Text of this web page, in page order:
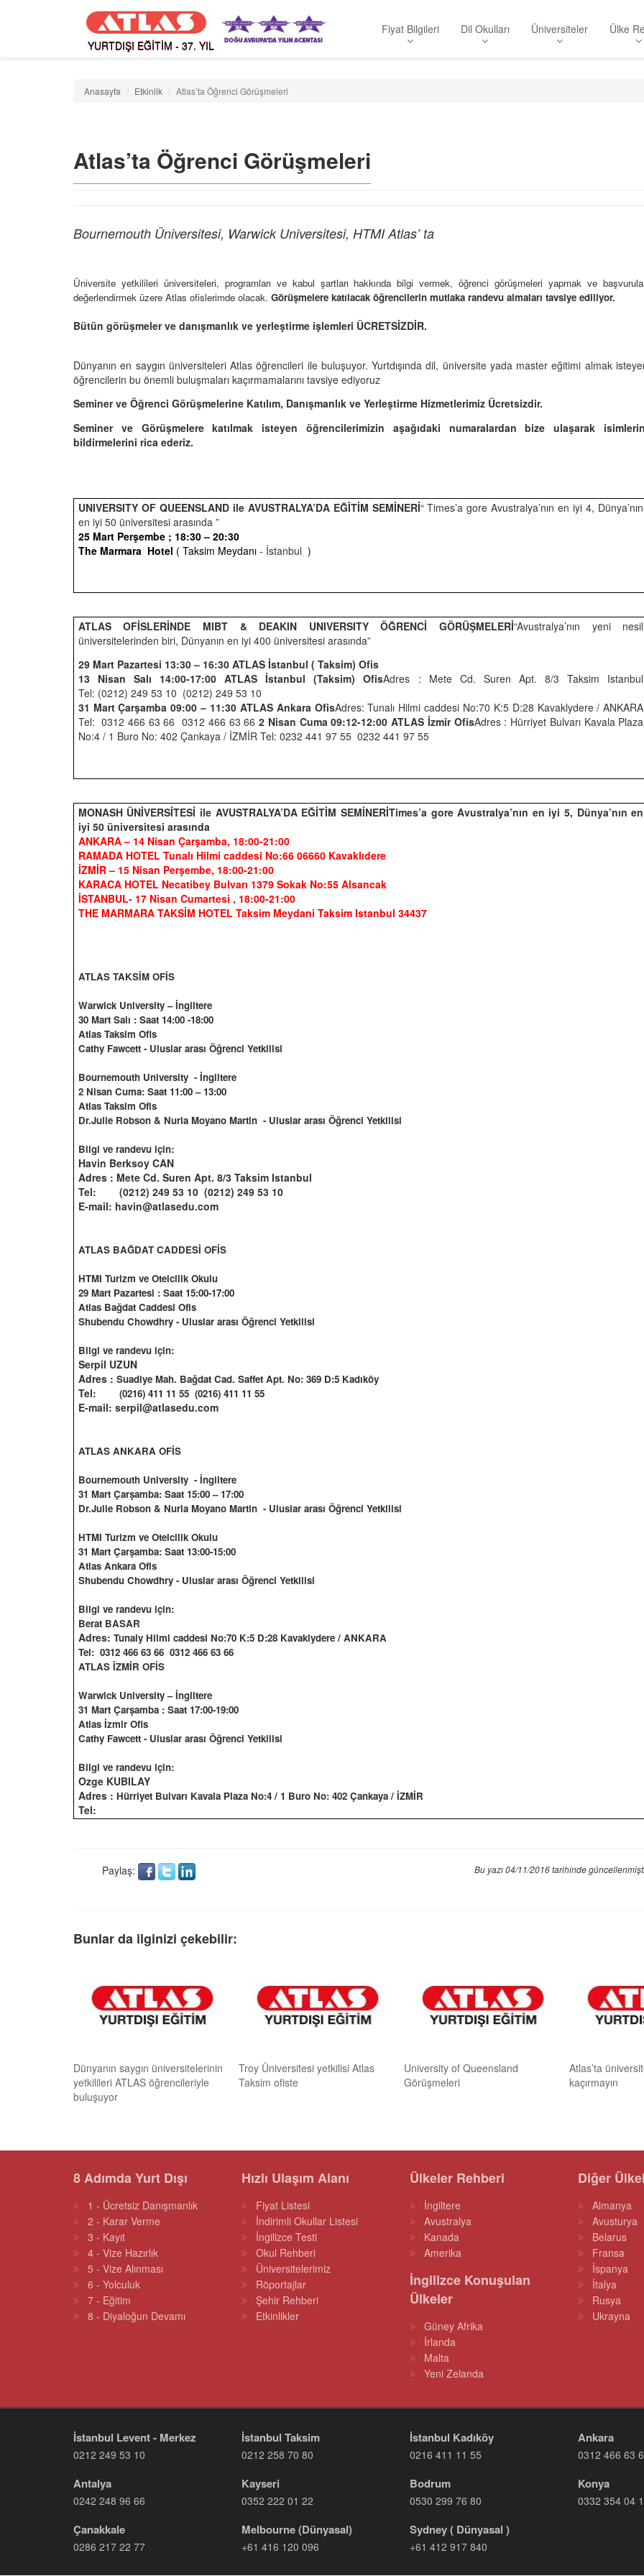
YURTDIŞI EĞİTİM - 37. YIL
Fiyat Bilgileri Dil Okulları Üniversiteler Ülke
Anasayfa Etkinlik Atlas’ta Öğrenci Görüşmeleri
Atlas’ta Öğrenci Görüşmeleri
Bournemouth Üniversitesi, Warwick Universitesi, HTMI Atlas’ ta
Üniversite yetkilileri üniversiteleri, programları ve kabul şartları hakkında bilgi vermek, öğrenci görüşmeleri yapmak ve
değerlendirmek üzere Atlas ofislerimde olacak. Görüşmelere katılacak öğrencilerin mutlaka randevu almaları tavsiye ediliyor.
Bütün görüşmeler ve danışmanlık ve yerleştirme işlemleri ÜCRETSİZDİR.
Dünyanın en saygın üniversiteleri Atlas öğrencileri ile buluşuyor. Yurtdışında dil, üniversite yada master eğitimi almak
öğrencilerin bu önemli buluşmaları kaçırmamalarını tavsiye ediyoruz
Seminer ve Öğrenci Görüşmelerine Katılım, Danışmanlık ve Yerleştirme Hizmetlerimiz Ücretsizdir.
Seminer ve Görüşmelere katılmak isteyen öğrencilerimizin aşağıdaki numaralardan bize ulaşarak
bildirmelerini rica ederiz.
UNIVERSITY OF QUEENSLAND ile AVUSTRALYA’DA EĞİTİM SEMİNERİ“ Times’a gore Avustralya’nın en iyi 4, Dünya’nın
en iyi 50 üniversitesi arasında ”
25 Mart Perşembe ; 18:30 – 20:30
The Marmara Hotel ( Taksim Meydanı - İstanbul )
ATLAS OFİSLERİNDE MIBT & DEAKIN UNIVERSITY ÖĞRENCİ GÖRÜŞMELERİ“Avustralya’nın yeni nesil
üniversitelerinden biri, Dünyanın en iyi 400 üniversitesi arasında”
29 Mart Pazartesi 13:30 – 16:30 ATLAS İstanbul ( Taksim) Ofis
13 Nisan Salı 14:00-17:00 ATLAS İstanbul (Taksim) OfisAdres : Mete Cd. Suren Apt. 8/3 Taksim Istanbul
Tel: (0212) 249 53 10 (0212) 249 53 10
31 Mart Çarşamba 09:00 – 11:30 ATLAS Ankara OfisAdres: Tunalı Hilmi caddesi No:70 K:5 D:28 Kavaklydere / ANKARA
Tel: 0312 466 63 66 0312 466 63 66 2 Nisan Cuma 09:12-12:00 ATLAS İzmir OfisAdres : Hürriyet Bulvarı Kavala Plaza
No:4 / 1 Buro No: 402 Çankaya / İZMİR Tel: 0232 441 97 55 0232 441 97 55
MONASH ÜNİVERSİTESİ ile AVUSTRALYA’DA EĞİTİM SEMİNERİTimes’a gore Avustralya’nın en iyi 5, Dünya’nın en
iyi 50 üniversitesi arasında
ANKARA– 14 Nisan Çarşamba, 18:00-21:00
RAMADA HOTEL Tunalı Hilmi caddesi No:66 06660 Kavaklıdere
İZMİR– 15 Nisan Perşembe, 18:00-21:00
KARACA HOTEL Necatibey Bulvarı 1379 Sokak No:55 Alsancak
İSTANBUL- 17 Nisan Cumartesi , 18:00-21:00
THE MARMARA TAKSİM HOTEL Taksim Meydani Taksim Istanbul 34437
ATLAS TAKSİM OFİS
Warwick University – İngiltere
30 Mart Salı : Saat 14:00 -18:00
Atlas Taksim Ofis
Cathy Fawcett - Uluslar arası Öğrenci Yetkilisi
Bournemouth University - İngiltere
2 Nisan Cuma: Saat 11:00 – 13:00
Atlas Taksim Ofis
Dr.Julie Robson & Nuria Moyano Martin - Uluslar arası Öğrenci Yetkilisi
Bilgi ve randevu için:
Havin Berksoy CAN
Adres : Mete Cd. Suren Apt. 8/3 Taksim Istanbul
Tel:
(0212) 249 53 10 (0212) 249 53 10
E-mail: havin@atlasedu.com
ATLAS BAĞDAT CADDESİ OFİS
HTMI Turizm ve Otelcilik Okulu
29 Mart Pazartesi : Saat 15:00-17:00
Atlas Bağdat Caddesi Ofis
Shubendu Chowdhry - Uluslar arası Öğrenci Yetkilisi
Bilgi ve randevu için:
Serpil UZUN
Adres : Suadiye Mah. Bağdat Cad. Saffet Apt. No: 369 D:5 Kadıköy
Tel: (0216) 411 11 55 (0216) 411 11 55
E-mail: serpil@atlasedu.com
ATLAS ANKARA OFİS
Bournemouth University - İngiltere
31 Mart Çarşamba: Saat 15:00 – 17:00
Dr.Julie Robson & Nuria Moyano Martin - Uluslar arası Öğrenci Yetkilisi
HTMI Turizm ve Otelcilik Okulu
31 Mart Çarşamba: Saat 13:00-15:00
Atlas Ankara Ofis
Shubendu Chowdhry - Uluslar arası Öğrenci Yetkilisi
Bilgi ve randevu için:
Berat BASAR
Adres: Tunaly Hilmi caddesi No:70 K:5 D:28 Kavaklydere / ANKARA
Tel: 0312 466 63 66 0312 466 63 66
ATLAS İZMİR OFİS
Warwick University – İngiltere
31 Mart Çarşamba : Saat 17:00-19:00
Atlas İzmir Ofis
Cathy Fawcett - Uluslar arası Öğrenci Yetkilisi
Bilgi ve randevu için:
Ozge KUBILAY
Adres : Hürriyet Bulvarı Kavala Plaza No:4 / 1 Buro No: 402 Çankaya / İZMİR
Tel:
Paylaş: Bu yazı 04/11/2016 tarihinde
Bunlar da ilginizi çekebilir:
Dünyanın saygın üniversitelerinin
yetkilileri ATLAS öğrencileriyle
buluşuyor
Troy Üniversitesi yetkilisi Atlas
Taksim ofiste
University of Queensland
Görüşmeleri
Atlas’ta
kaçırmayın
8 Adımda Yurt Dışı
1 - Ücretsiz Danışmanlık
2 - Karar Verme
3 - Kayıt
4 - Vize Hazırlık
5 - Vize Alınması
6 - Yolculuk
7 - Eğitim
8 - Diyaloğun Devamı
Hızlı Ulaşım Alanı
Fiyat Listesi
İndirimli Okullar Listesi
İngilizce Testi
Okul Rehberi
Üniversitelerimiz
Röportajlar
Şehir Rehberi
Etkinlikler
Ülkeler Rehberi
İngiltere
Avustralya
Kanada
Amerika
İngilizce Konuşulan
Ülkeler
Güney Afrika
İrlanda
Malta
Yeni Zelanda
Diğer
Almanya
Avusturya
Belarus
Fransa
İspanya
İtalya
Rusya
Ukrayna
İstanbul Levent - Merkez
0212 249 53 10
İstanbul Taksim
0212 258 70 80
İstanbul Kadıköy
0216 411 11 55
Ankara
0312 466 63
Antalya
0242 248 96 66
Kayseri
0352 222 01 22
Bodrum
0530 299 76 80
Konya
0332 354 04
Çanakkale
0286 217 22 77
Melbourne (Dünyasal)
+61 416 120 096
Sydney ( Dünyasal )
+61 412 917 840